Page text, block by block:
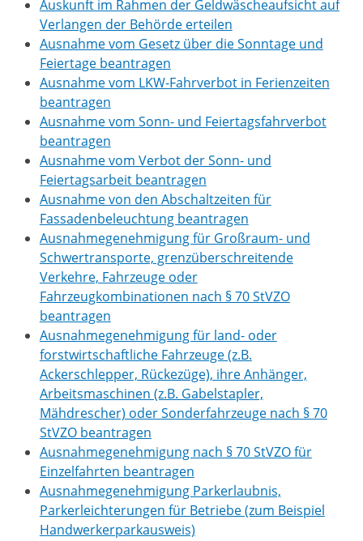
Auskunft im Rahmen der Geldwäscheaufsicht auf
Verlangen der Behörde erteilen
Ausnahme vom Gesetz über die Sonntage und
Feiertage beantragen
Ausnahme vom LKW-Fahrverbot in Ferienzeiten
beantragen
Ausnahme vom Sonn- und Feiertagsfahrverbot
beantragen
Ausnahme vom Verbot der Sonn- und
Feiertagsarbeit beantragen
Ausnahme von den Abschaltzeiten für
Fassadenbeleuchtung beantragen
Ausnahmegenehmigung für Großraum- und
Schwertransporte, grenzüberschreitende
Verkehre, Fahrzeuge oder
Fahrzeugkombinationen nach § 70 StVZO
beantragen
Ausnahmegenehmigung für land- oder
forstwirtschaftliche Fahrzeuge (z.B.
Ackerschlepper, Rückezüge), ihre Anhänger,
Arbeitsmaschinen (z.B. Gabelstapler,
Mähdrescher) oder Sonderfahrzeuge nach § 70
StVZO beantragen
Ausnahmegenehmigung nach § 70 StVZO für
Einzelfahrten beantragen
Ausnahmegenehmigung Parkerlaubnis,
Parkerleichterungen für Betriebe (zum Beispiel
Handwerkerparkausweis)